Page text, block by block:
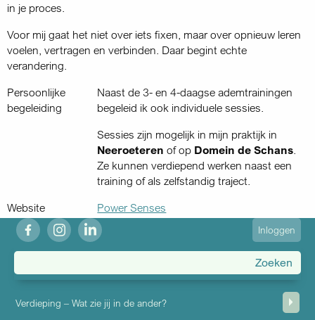
in je proces.
Voor mij gaat het niet over iets fixen, maar over opnieuw leren
voelen, vertragen en verbinden. Daar begint echte
verandering.
Persoonlijke
begeleiding
Naast de 3- en 4-daagse ademtrainingen
begeleid ik ook individuele sessies.
Sessies zijn mogelijk in mijn praktijk in
Neeroeteren of op Domein de Schans.
Ze kunnen verdiepend werken naast een
training of als zelfstandig traject.
Website
Power Senses
fb
ig in
User
account
menu
Inloggen
Verdieping – Wat zie jij in de ander?